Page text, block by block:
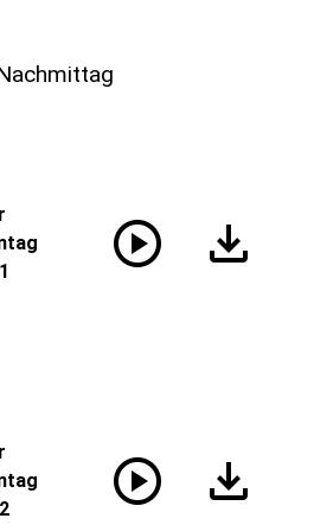
play_circle download
play_circle download